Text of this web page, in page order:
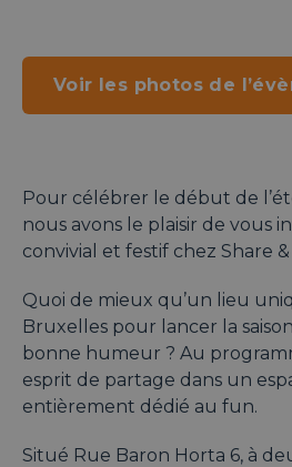
Voir les photos de
Pour célébrer le début de
nous avons le plaisir de vous
convivial et festif chez Share
Quoi de mieux qu’un lieu
Bruxelles pour lancer la
bonne humeur ? Au
esprit de partage dans un
entièrement dédié au fun.
Situé Rue Baron Horta 6, à